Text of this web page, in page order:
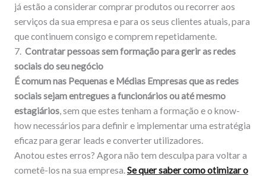
já estão a considerar comprar produtos ou recorrer aos
serviços da sua empresa e para os seus clientes atuais, para
que continuem consigo e comprem repetidamente.
7. Contratar pessoas sem formação para gerir as redes
sociais do seu negócio
É comum nas Pequenas e Médias Empresas que as redes
sociais sejam entregues a funcionários ou até mesmo
estagiários, sem que estes tenham a formação e o know-
how necessários para definir e implementar uma estratégia
eficaz para gerar leads e converter utilizadores.
Anotou estes erros? Agora não tem desculpa para voltar a
cometê-los na sua empresa.Se quer saber como otimizar o